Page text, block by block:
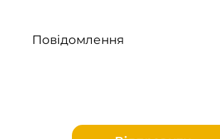
Повідомлення